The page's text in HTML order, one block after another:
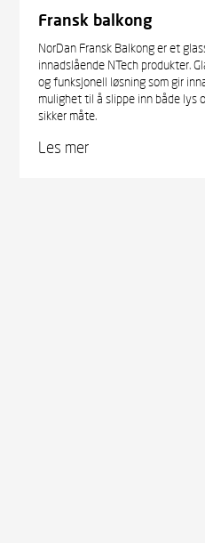
Fransk balkong
NorDan Fransk Balkong er et
innadslående NTech produkter.
og funksjonell løsning som gir
mulighet til å slippe inn både lys
sikker måte.
Les mer